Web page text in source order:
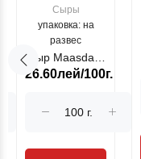
Сыры
упаковка: на
развес
Сыр Maasdam
Sublime Cow
26.60лей/100г.